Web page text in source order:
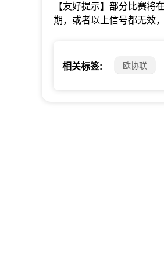
【友好提示】部分比赛将
期，或者以上信号都无效
相关标签: 欧协联